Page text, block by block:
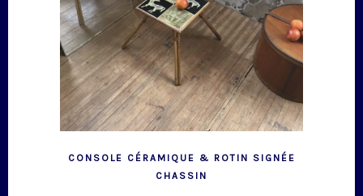
CONSOLE CÉRAMIQUE & ROTIN SIGNÉE
CHASSIN